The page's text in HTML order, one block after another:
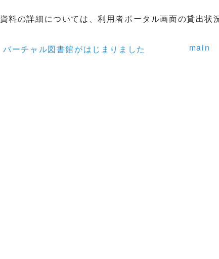
資料の詳細については、利用者ポータル画面の貸出状
バーチャル図書館がはじまりました main